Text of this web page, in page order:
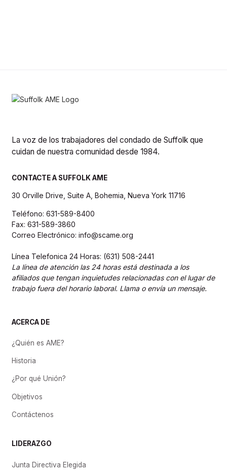
La voz de los trabajadores del condado de Suffolk que
cuidan de nuestra comunidad desde 1984.
CONTACTE A SUFFOLK AME
30 Orville Drive, Suite A, Bohemia, Nueva York 11716
Teléfono: 631-589-8400
Fax: 631-589-3860
Correo Electrónico: info@scame.org
Línea Telefonica 24 Horas: (631) 508-2441
La línea de atención las 24 horas está destinada a los
afiliados que tengan inquietudes relacionadas con el lugar de
trabajo fuera del horario laboral. Llama o envía un mensaje.
ACERCA DE
¿Quién es AME?
Historia
¿Por qué Unión?
Objetivos
Contáctenos
LIDERAZGO
Junta Directiva Elegida